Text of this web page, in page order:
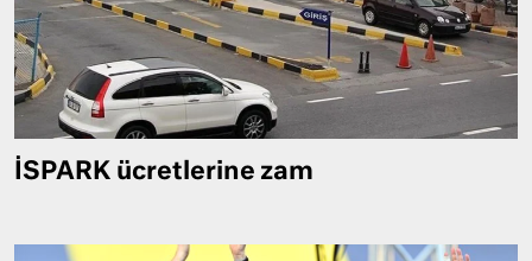
İSPARK ücretlerine zam